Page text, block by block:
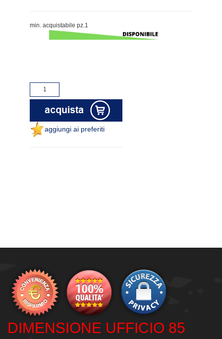
min. acquistabile pz.1
aggiungi ai preferiti
DIMENSIONE UFFICIO 85